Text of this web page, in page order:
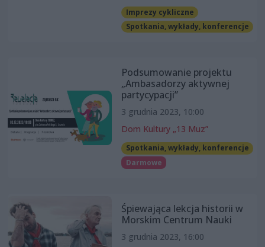
Imprezy cykliczne
Spotkania, wykłady, konferencje
Podsumowanie projektu
„Ambasadorzy aktywnej
partycypacji”
3 grudnia 2023, 10:00
Dom Kultury „13 Muz”
Spotkania, wykłady, konferencje
Darmowe
Śpiewająca lekcja historii w
Morskim Centrum Nauki
3 grudnia 2023, 16:00